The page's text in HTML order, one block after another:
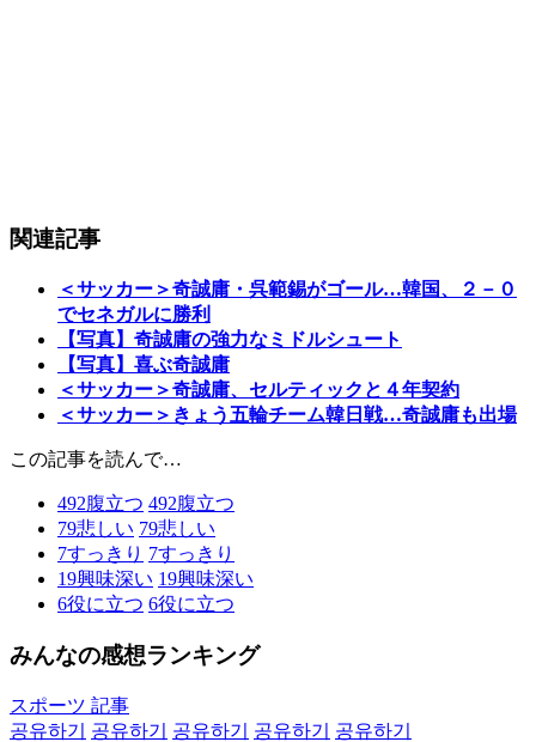
関連記事
＜サッカー＞奇誠庸・呉範錫がゴール…韓国、２－０
でセネガルに勝利
【写真】奇誠庸の強力なミドルシュート
【写真】喜ぶ奇誠庸
＜サッカー＞奇誠庸、セルティックと４年契約
＜サッカー＞きょう五輪チーム韓日戦…奇誠庸も出場
この記事を読んで…
492腹立つ 492腹立つ
79悲しい 79悲しい
7すっきり 7すっきり
19興味深い 19興味深い
6役に立つ 6役に立つ
みんなの感想ランキング
スポーツ 記事
공유하기
공유하기 공유하기 공유하기
공유하기